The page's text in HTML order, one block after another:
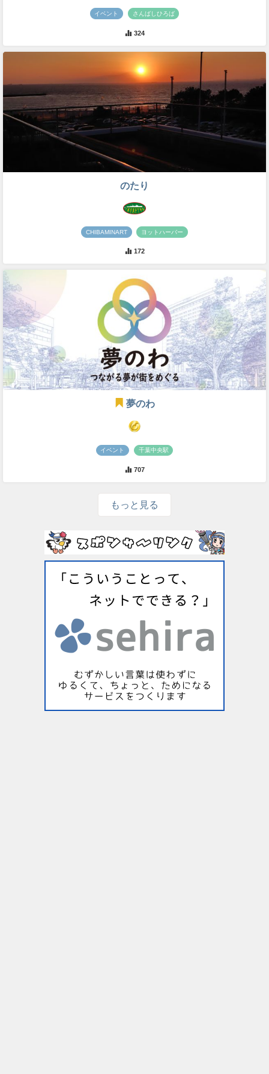
イベント さんばしひろば
324
のたり
CHIBAMINART ヨットハーバー
172
夢のわ
イベント 千葉中央駅
707
もっと見る